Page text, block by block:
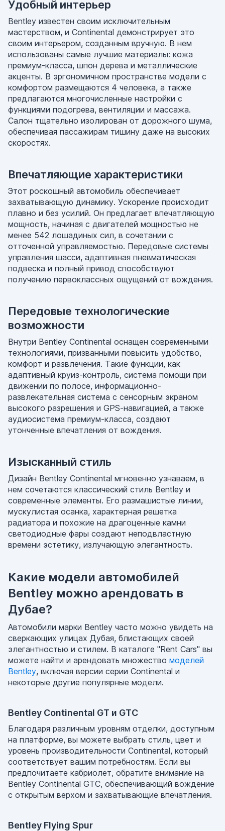
Удобный интерьер
Bentley известен своим исключительным
мастерством, и Continental демонстрирует это
своим интерьером, созданным вручную. В нем
использованы самые лучшие материалы: кожа
премиум-класса, шпон дерева и металлические
акценты. В эргономичном пространстве модели с
комфортом размещаются 4 человека, а также
предлагаются многочисленные настройки с
функциями подогрева, вентиляции и массажа.
Салон тщательно изолирован от дорожного шума,
обеспечивая пассажирам тишину даже на высоких
скоростях.
Впечатляющие характеристики
Этот роскошный автомобиль обеспечивает
захватывающую динамику. Ускорение происходит
плавно и без усилий. Он предлагает впечатляющую
мощность, начиная с двигателей мощностью не
менее 542 лошадиных сил, в сочетании с
отточенной управляемостью. Передовые системы
управления шасси, адаптивная пневматическая
подвеска и полный привод способствуют
получению первоклассных ощущений от вождения.
Передовые технологические
возможности
Внутри Bentley Continental оснащен современными
технологиями, призванными повысить удобство,
комфорт и развлечения. Такие функции, как
адаптивный круиз-контроль, система помощи при
движении по полосе, информационно-
развлекательная система с сенсорным экраном
высокого разрешения и GPS-навигацией, а также
аудиосистема премиум-класса, создают
утонченные впечатления от вождения.
Изысканный стиль
Дизайн Bentley Continental мгновенно узнаваем, в
нем сочетаются классический стиль Bentley и
современные элементы. Его размашистые линии,
мускулистая осанка, характерная решетка
радиатора и похожие на драгоценные камни
светодиодные фары создают неподвластную
времени эстетику, излучающую элегантность.
Какие модели автомобилей
Bentley можно арендовать в
Дубае?
Автомобили марки Bentley часто можно увидеть на
сверкающих улицах Дубая, блистающих своей
элегантностью и стилем. В каталоге "Rent Cars" вы
можете найти и арендовать множество моделей
Bentley, включая версии серии Continental и
некоторые другие популярные модели.
Bentley Continental GT и GTC
Благодаря различным уровням отделки, доступным
на платформе, вы можете выбрать стиль, цвет и
уровень производительности Continental, который
соответствует вашим потребностям. Если вы
предпочитаете кабриолет, обратите внимание на
Bentley Continental GTC, обеспечивающий вождение
с открытым верхом и захватывающие впечатления.
Bentley Flying Spur